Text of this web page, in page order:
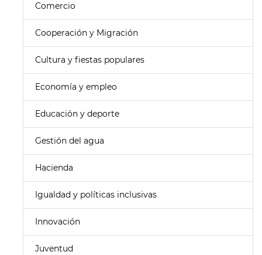
Comercio
Cooperación y Migración
Cultura y fiestas populares
Economía y empleo
Educación y deporte
Gestión del agua
Hacienda
Igualdad y políticas inclusivas
Innovación
Juventud